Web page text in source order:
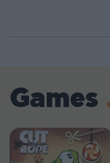
Games